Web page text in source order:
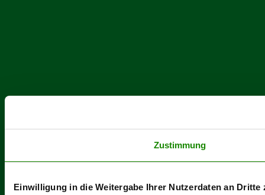
Zustimmung
Einwilligung in die Weitergabe Ihrer Nutzerdaten an